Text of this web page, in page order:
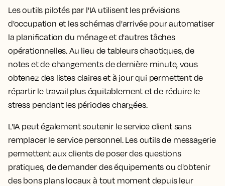
Les outils pilotés par l'IA utilisent les prévisions
d'occupation et les schémas d'arrivée pour automatiser
la planification du ménage et d'autres tâches
opérationnelles. Au lieu de tableurs chaotiques, de
notes et de changements de dernière minute, vous
obtenez des listes claires et à jour qui permettent de
répartir le travail plus équitablement et de réduire le
stress pendant les périodes chargées.
L'IA peut également soutenir le service client sans
remplacer le service personnel. Les outils de messagerie
permettent aux clients de poser des questions
pratiques, de demander des équipements ou d'obtenir
des bons plans locaux à tout moment depuis leur